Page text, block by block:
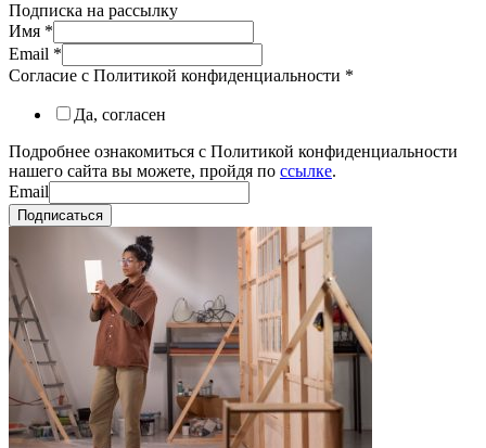
Подписка на рассылку
Имя *
Email *
Согласие с Политикой конфиденциальности *
Да, согласен
Подробнее ознакомиться с Политикой конфиденциальности
нашего сайта вы можете, пройдя по ссылке.
Email
Подписаться